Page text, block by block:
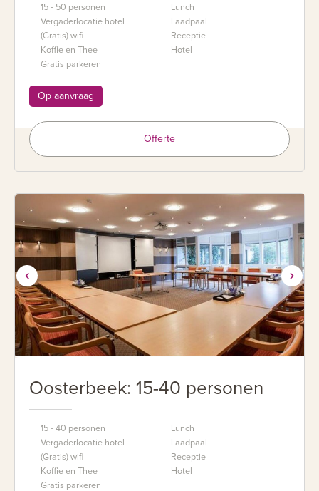
15 - 50 personen
Vergaderlocatie hotel
(Gratis) wifi
Koffie en Thee
Gratis parkeren
Lunch
Laadpaal
Receptie
Hotel
Op aanvraag
Offerte
Oosterbeek: 15-40 personen
15 - 40 personen
Vergaderlocatie hotel
(Gratis) wifi
Koffie en Thee
Gratis parkeren
Lunch
Laadpaal
Receptie
Hotel